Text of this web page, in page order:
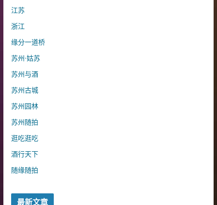
江苏
浙江
缘分一道桥
苏州·姑苏
苏州与酒
苏州古城
苏州园林
苏州随拍
逛吃逛吃
酒行天下
随缘随拍
最新文章